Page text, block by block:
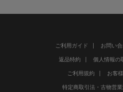
ご利用ガイド お問い
返品特約 個人情報の
ご利用規約 お客
特定商取引法・古物営